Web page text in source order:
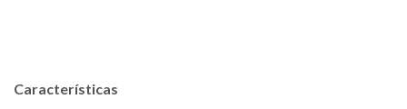
Características